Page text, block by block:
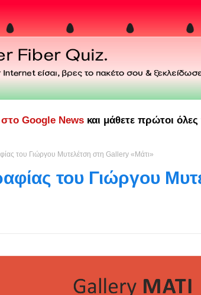
Google News και μάθετε πρώτοι όλες
του Γιώργου Μυτελέτση στη Gallery «Μάτι»
του Γιώργου